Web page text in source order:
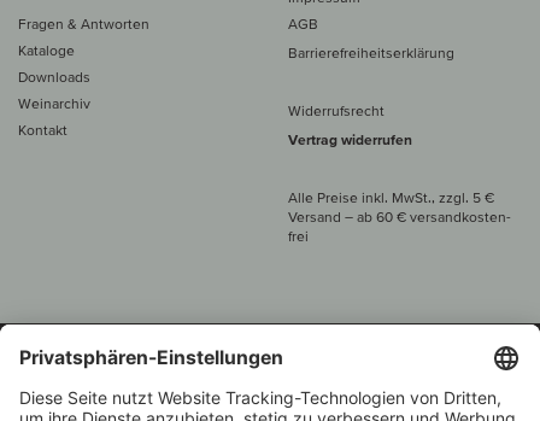
Fragen & Antworten
Kataloge
Downloads
Weinarchiv
Kontakt
AGB
Barrierefreiheitserklärung
Widerrufsrecht
Vertrag widerrufen
Alle Preise inkl. MwSt., zzgl. 5 €
Versand – ab 60 € versand­kosten­
frei
Beratung unter
+49 421 696 797-0